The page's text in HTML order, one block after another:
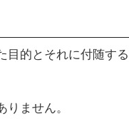
的とそれに付随す
ません。